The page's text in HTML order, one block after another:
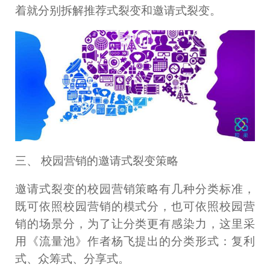
着就分别拆解推荐式裂变和邀请式裂变。
三、 校园营销的邀请式裂变策略
邀请式裂变的校园营销策略有几种分类标准，
既可依照校园营销的模式分，也可依照校园营
销的场景分，为了让分类更有感染力，这里采
用《流量池》作者杨飞提出的分类形式：复利
式、众筹式、分享式。